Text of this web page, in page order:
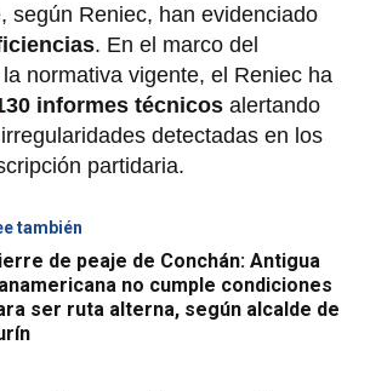
según Reniec, han evidenciado
. En el marco del
normativa vigente, el Reniec ha
informes técnicos alertando
detectadas en los
partidaria.
también
de peaje de Conchán: Antigua
no cumple condiciones
ser ruta alterna, según alcalde de